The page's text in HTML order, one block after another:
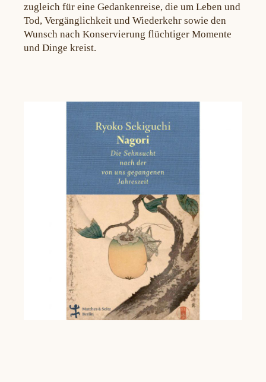
zugleich für eine Gedankenreise, die um Leben und
Tod, Vergänglichkeit und Wiederkehr sowie den
Wunsch nach Konservierung flüchtiger Momente
und Dinge kreist.